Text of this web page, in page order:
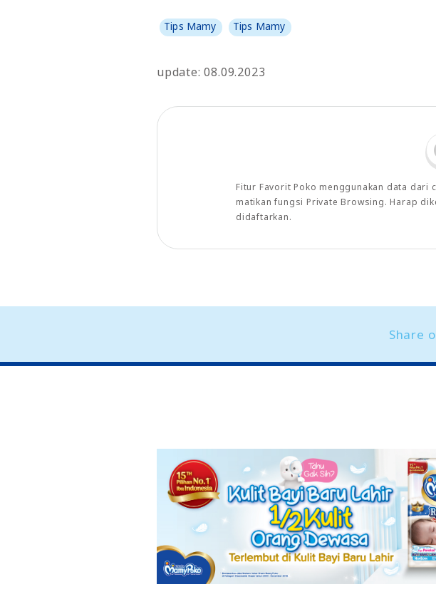
Tips Mamy Tips Mamy
update: 08.09.2023
Fitur Favorit Poko menggunakan data dari
matikan fungsi Private Browsing. Harap
didaftarkan.
Share
50 Nama Bayi
No